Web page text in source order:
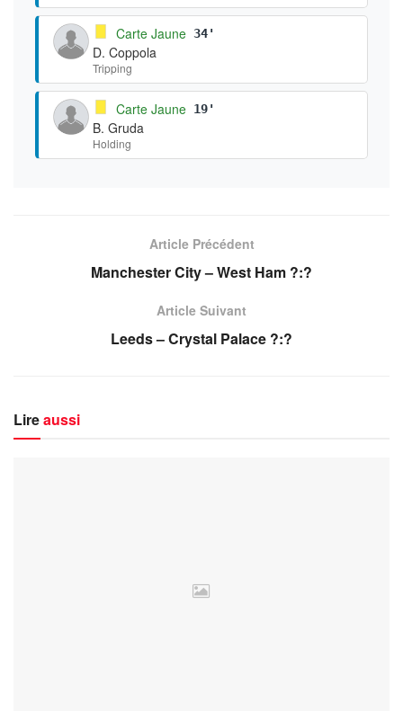
Carte Jaune 34'
D. Coppola
Tripping
Carte Jaune 19'
B. Gruda
Holding
Article Précédent
Manchester City – West Ham ?:?
Article Suivant
Leeds – Crystal Palace ?:?
Lireaussi